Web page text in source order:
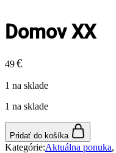
Domov XX
49€
1 na sklade
1 na sklade
Pridať do košíka
Kategórie:Aktuálna ponuka,